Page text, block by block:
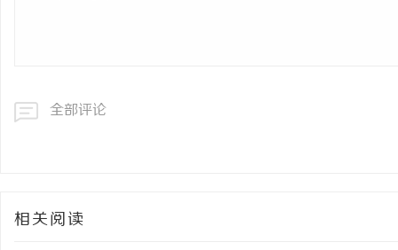
全部评论
相关阅读